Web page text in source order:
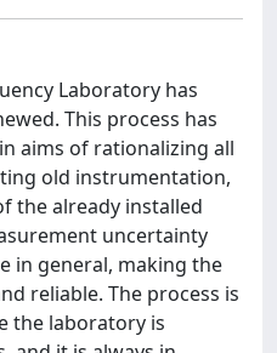
Laboratory has
This process has
aims of rationalizing all
old instrumentation,
the already installed
uncertainty
in general, making the
reliable. The process is
the laboratory is